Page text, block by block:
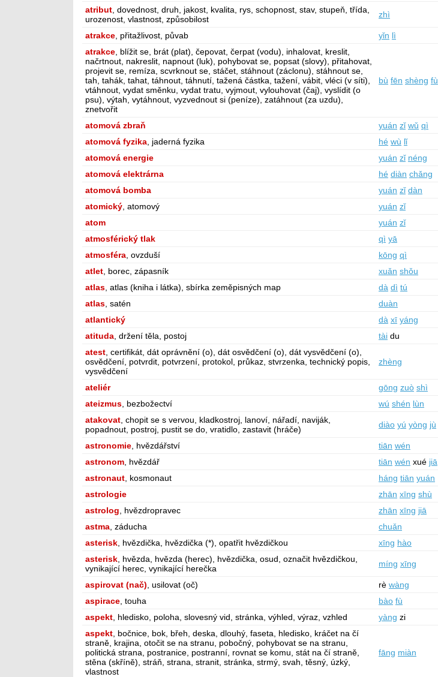
atribut , dovednost, druh, jakost, kvalita, rys, schopnost, stav, stupeň, třída,
urozenost, vlastnost, způsobilost
zhì
atrakce , přitažlivost, půvab yǐn lì
atrakce , blížit se, brát (plat), čepovat, čerpat (vodu), inhalovat, kreslit,
načrtnout, nakreslit, napnout (luk), pohybovat se, popsat (slovy), přitahovat,
projevit se, remíza, scvrknout se, stáčet, stáhnout (záclonu), stáhnout se,
tah, tahák, tahat, táhnout, táhnutí, tažená částka, tažení, vábit, vléci (v síti),
vtáhnout, vydat směnku, vydat tratu, vyjmout, vylouhovat (čaj), vyslídit (o
psu), výtah, vytáhnout, vyzvednout si (peníze), zatáhnout (za uzdu),
znetvořit
bù fēn shèng fù
atomová zbraň yuán zǐ wǔ qì
atomová fyzika , jaderná fyzika hé wù lǐ
atomová energie yuán zǐ néng
atomová elektrárna hé diàn chǎng
atomová bomba yuán zǐ dàn
atomický , atomový yuán zǐ
atom yuán zǐ
atmosférický tlak qì yā
atmosféra , ovzduší kōng qì
atlet , borec, zápasník xuǎn shǒu
atlas , atlas (kniha i látka), sbírka zeměpisných map dà dì tú
atlas , satén duàn
atlantický dà xī yáng
atituda , držení těla, postoj tài du
atest , certifikát, dát oprávnění (o), dát osvědčení (o), dát vysvědčení (o),
osvědčení, potvrdit, potvrzení, protokol, průkaz, stvrzenka, technický popis,
vysvědčení
zhèng
ateliér gōng zuò shì
ateizmus , bezbožectví wú shén lùn
atakovat , chopit se s vervou, kladkostroj, lanoví, nářadí, naviják,
popadnout, postroj, pustit se do, vratidlo, zastavit (hráče)
diào yú yòng jù
astronomie , hvězdářství tiān wén
astronom , hvězdář tiān wén xué jiā
astronaut , kosmonaut háng tiān yuán
astrologie zhān xīng shù
astrolog , hvězdropravec zhān xīng jiā
astma , záducha chuǎn
asterisk , hvězdička, hvězdička (*), opatřit hvězdičkou xīng hào
asterisk , hvězda, hvězda (herec), hvězdička, osud, označit hvězdičkou,
vynikající herec, vynikající herečka
míng xīng
aspirovat (nač) , usilovat (oč) rè wàng
aspirace , touha bào fù
aspekt , hledisko, poloha, slovesný vid, stránka, výhled, výraz, vzhled yàng zi
aspekt , bočnice, bok, břeh, deska, dlouhý, faseta, hledisko, kráčet na čí
straně, krajina, otočit se na stranu, pobočný, pohybovat se na stranu,
politická strana, postranice, postranní, rovnat se komu, stát na čí straně,
stěna (skříně), stráň, strana, stranit, stránka, strmý, svah, těsný, úzký,
vlastnost
fāng miàn